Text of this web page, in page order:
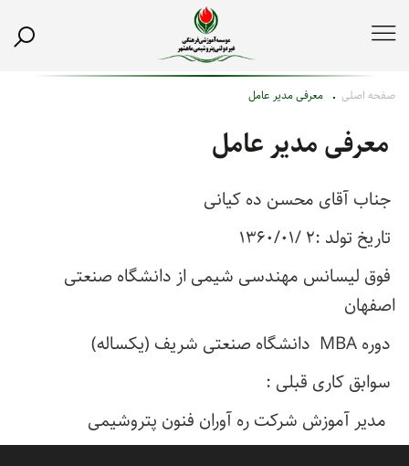
صفحه اصلی معرفی مدیر عامل
معرفی مدیر عامل
جناب آقای محسن ده کیانی
تاریخ تولد :۲ /۱۳۶۰/۰۱
فوق لیسانس مهندسی شیمی از دانشگاه صنعتی
اصفهان
دورهMBA دانشگاه صنعتی شریف (یکساله)
سوابق کاری قبلی :
مدیر آموزش شرکت ره آوران فنون پتروشیمی